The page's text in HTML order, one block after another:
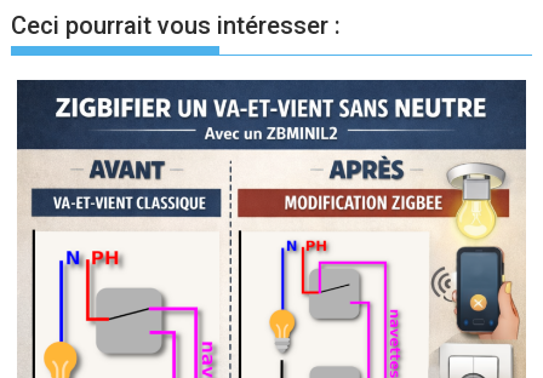
Ceci pourrait vous intéresser :